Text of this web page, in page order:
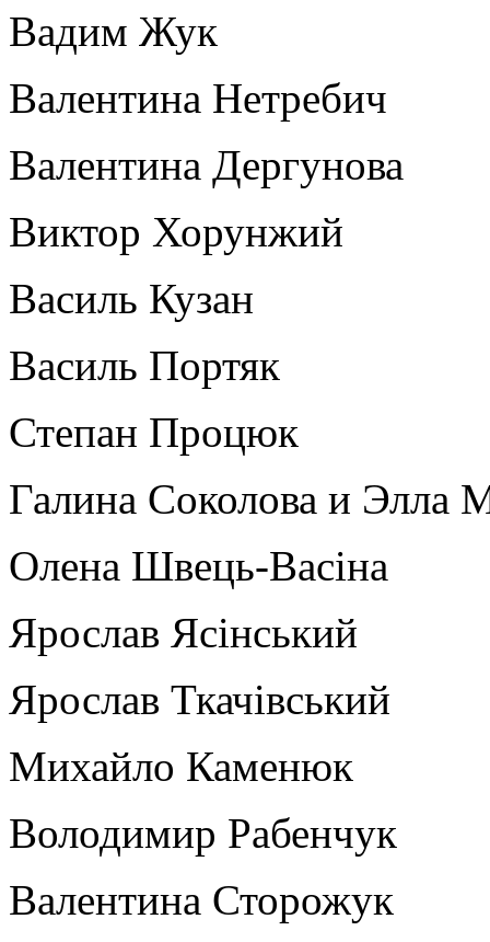
Вадим Жук
Валентина Нетребич
Валентина Дергунова
Виктор Хорунжий
Василь Кузан
Василь Портяк
Степан Процюк
Галина Соколова и Элла
Олена Швець-Васіна
Ярослав Ясінський
Ярослав Ткачівський
Михайло Каменюк
Володимир Рабенчук
Валентина Сторожук